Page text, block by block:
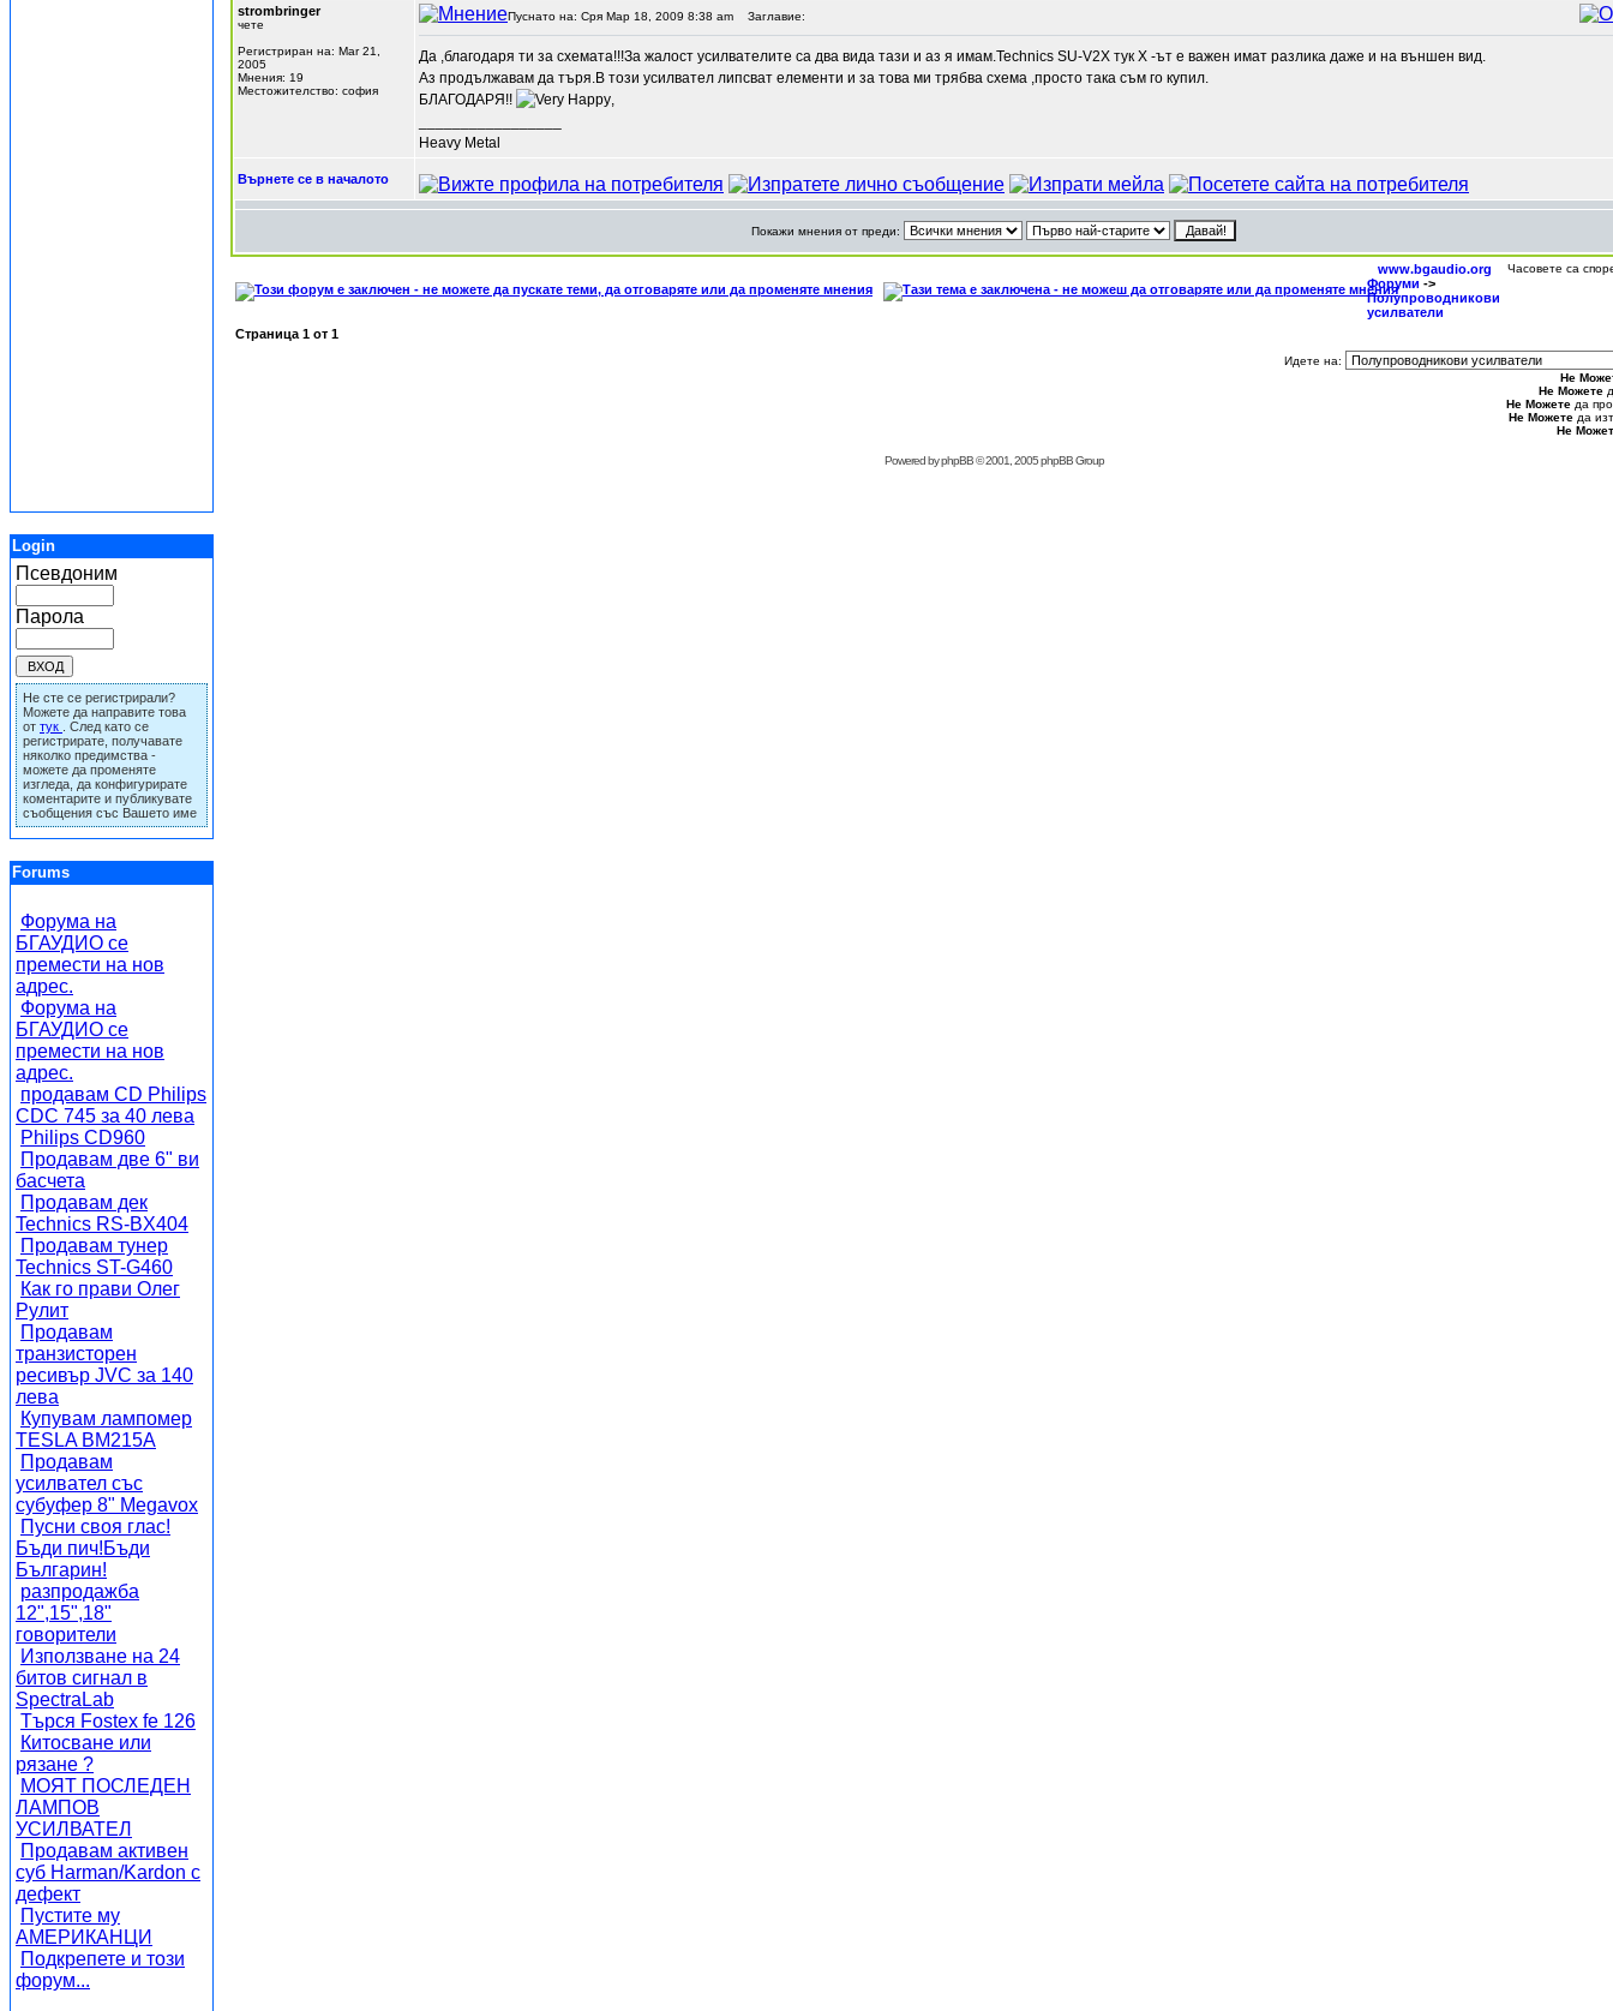
Login
Псевдоним
Парола
Не сте се регистрирали?
Можете да направите това
от тук
. След като се
регистрирате, получавате
няколко предимства -
можете да променяте
изгледа, да конфигурирате
коментарите и публикувате
съобщения със Вашето име
Forums
Форума на
БГАУДИО се
премести на нов
адрес.
Форума на
БГАУДИО се
премести на нов
адрес.
продавам CD Philips
CDC 745 за 40 лева
Philips CD960
Продавам две 6" ви
басчета
Продавам дек
Technics RS-BX404
Продавам тунер
Technics ST-G460
Как го прави Олег
Рулит
Продавам
транзисторен
ресивър JVC за 140
лева
Купувам лампомер
TESLA BM215A
Продавам
усилвател със
субуфер 8" Megavox
Пусни своя глас!
Бъди пич!Бъди
Българин!
разпродажба
12",15",18"
говорители
Използване на 24
битов сигнал в
SpectraLab
Търся Fostex fe 126
Китосване или
рязане ?
МОЯТ ПОСЛЕДЕН
ЛАМПОВ
УСИЛВАТЕЛ
Продавам активен
суб Harman/Kardon с
дефект
Пустите му
АМЕРИКАНЦИ
Подкрепете и този
форум...
strombringer
чете
Регистриран на: Mar 21,
2005
Мнения: 19
Местожителство: софия
Пуснато на: Сря Мар 18, 2009 8:38 am Заглавие:
Да ,благодаря ти за схемата!!!За жалост усилвателите са два вида тази и аз я имам.Technics SU-V2X тук Х -ът е важен имат разлика даже и на външен вид.
Аз продължавам да търя.В този усилвател липсват елементи и за това ми трябва схема ,просто така съм го купил.
БЛАГОДАРЯ!!
,
Heavy Metal
Върнете се в началото
Покажи мнения от преди:
www.bgaudio.org
Форуми ->
Полупроводникови
усилватели
Часовете са
Страница 1 от 1
Идете на:
Не
Не Можете
Не Можете да
Не Можете да
Не
Powered byphpBB© 2001, 2005 phpBB Group